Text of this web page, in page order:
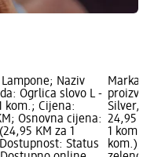
Naziv
Ogrlica slovo L -
kom.; Cijena:
Osnovna cijena:
KM za 1
Status
Marka:
Silver, 1
24,95
1 kom.
kom.);